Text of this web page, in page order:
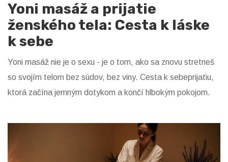
Yoni masáž a prijatie
ženského tela: Cesta k láske
k sebe
Yoni masáž nie je o sexu - je o tom, ako sa znovu stretneš
so svojím telom bez súdov, bez viny. Cesta k sebeprijatiu,
ktorá začína jemným dotykom a končí hlbokým pokojom.